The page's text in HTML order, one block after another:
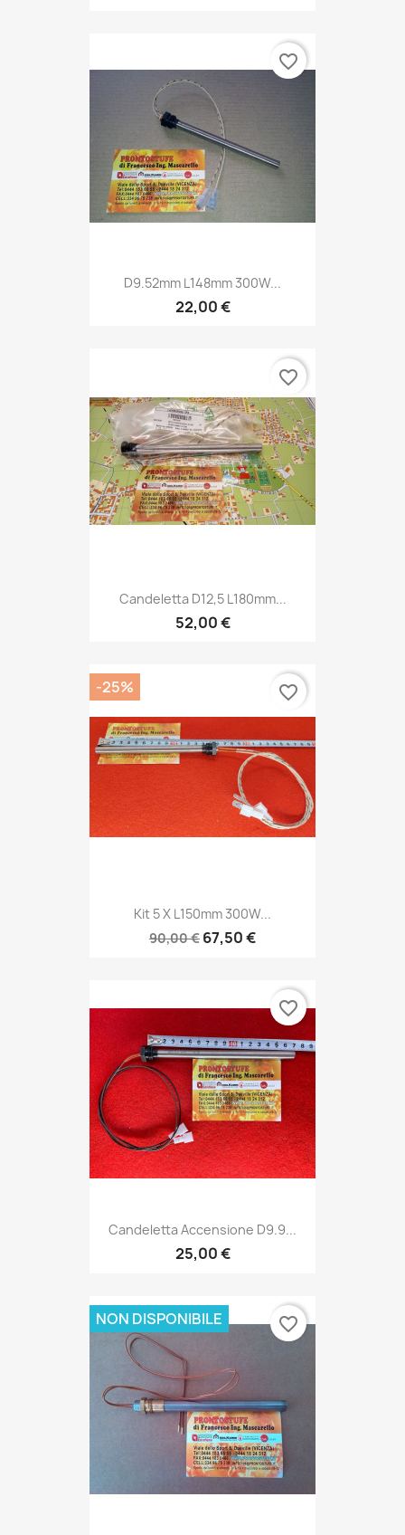
D9.52mm L148mm 300W...
22,00 €
favorite_border
Candeletta D12,5 L180mm...
52,00 €
favorite_border
Kit 5 X L150mm 300W...
90,00 € 67,50 €
-25% favorite_border
Candeletta Accensione D9.9...
25,00 €
favorite_border
NON DISPONIBILE favorite_border